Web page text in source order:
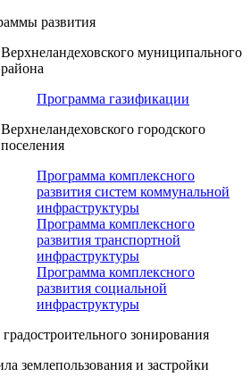
развития
Верхнеландеховского муниципального
района
Программа газификации
Верхнеландеховского городского
поселения
Программа комплексного
развития систем коммунальной
инфраструктуры
Программа комплексного
развития транспортной
инфраструктуры
Программа комплексного
развития социальной
инфраструктуры
зонирования
землепользования и застройки